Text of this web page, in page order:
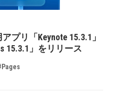
プリ「Keynote 15.3.1」
15.3.1」をリリース